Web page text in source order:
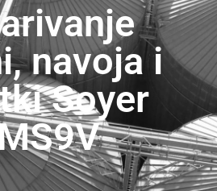
navoja i
Soyer